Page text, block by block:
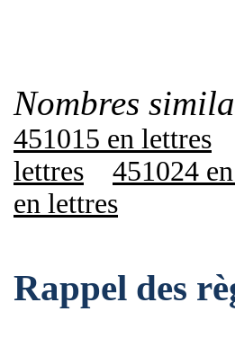
Nombres
451015 en lettres
lettres
451024
en lettres
Rappel des